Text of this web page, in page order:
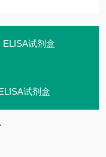
试剂盒
试剂盒